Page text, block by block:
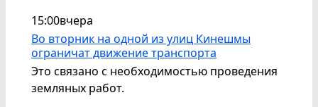
15:00вчера
Во вторник на одной из улиц Кинешмы
ограничат движение транспорта
Это связано с необходимостью проведения
земляных работ.